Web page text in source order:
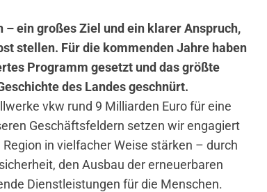
ein großes Ziel und ein klarer Anspruch,
stellen. Für die kommenden Jahre haben
Programm gesetzt und das größte
des Landes geschnürt.
vkw rund 9 Milliarden Euro für eine
Geschäftsfeldern setzen wir engagiert
in vielfacher Weise stärken – durch
den Ausbau der erneuerbaren
Dienstleistungen für die Menschen.